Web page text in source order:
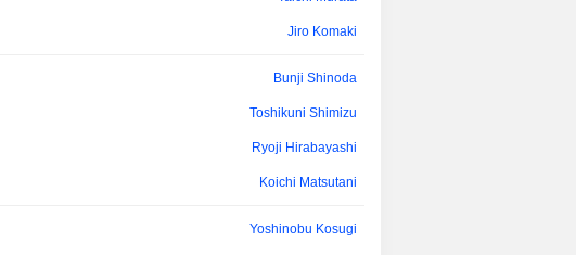
Jiro Komaki
Bunji Shinoda
Toshikuni Shimizu
Ryoji Hirabayashi
Koichi Matsutani
Yoshinobu Kosugi